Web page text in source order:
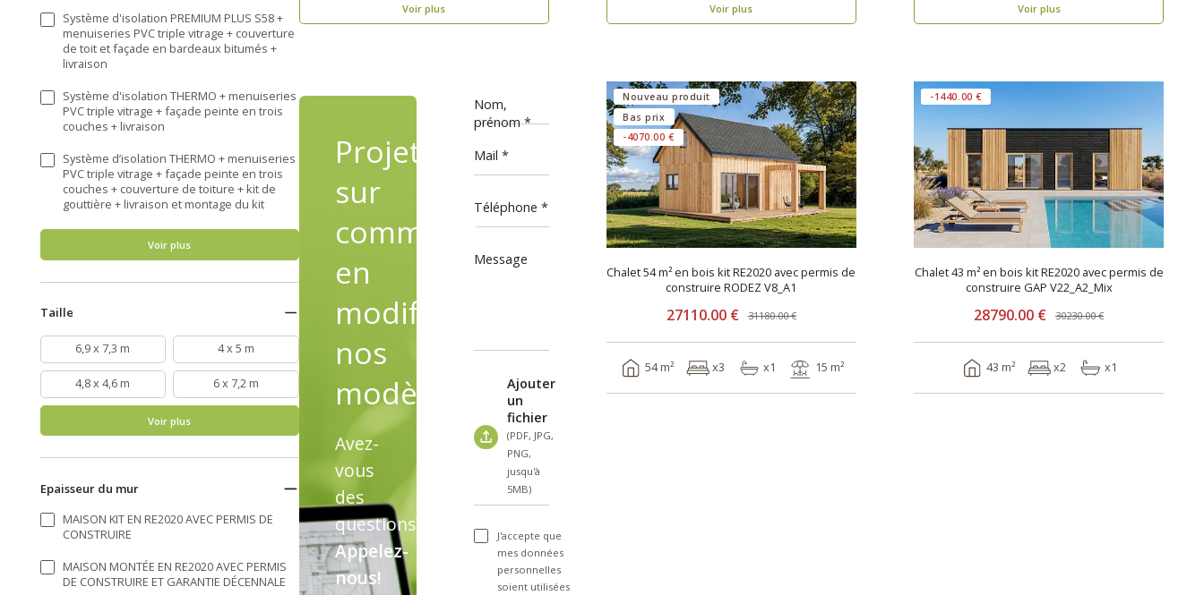
Système d'isolation PREMIUM PLUS S58 +
menuiseries PVC triple vitrage + couverture
de toit et façade en bardeaux bitumés +
livraison
Système d'isolation THERMO + menuiseries
PVC triple vitrage + façade peinte en trois
couches + livraison
Système d’isolation THERMO + menuiseries
PVC triple vitrage + façade peinte en trois
couches + couverture de toiture + kit de
gouttière + livraison et montage du kit
Voir plus
Taille
6,9 x 7,3 m 4 x 5 m
4,8 x 4,6 m 6 x 7,2 m
Voir plus
Epaisseur du mur
MAISON KIT EN RE2020 AVEC PERMIS DE
CONSTRUIRE
MAISON MONTÉE EN RE2020 AVEC PERMIS
DE CONSTRUIRE ET GARANTIE DÉCENNALE
Voir plus
Voir plus Voir plus
Projets
sur
commande,
en
modifiant
nos
modèles
Avez-
vous
des
questions?
Appelez-
nous!
Nom,
prénom
Mail
Téléphone
Message
Ajouter
un
fichier
(PDF, JPG,
PNG,
jusqu'à
5MB)
J'accepte que
mes données
personnelles
soient utilisées
Nouveau produit
Bas prix
-4070.00 €
Chalet 54 m² en bois kit RE2020 avec permis de
construire RODEZ V8_A1
27110.00 € 31180.00 €
54 m² x3 x1 15 m²
-1440.00 €
Chalet 43 m² en bois kit RE2020 avec permis de
construire GAP V22_A2_Mix
28790.00 € 30230.00 €
43 m² x2 x1